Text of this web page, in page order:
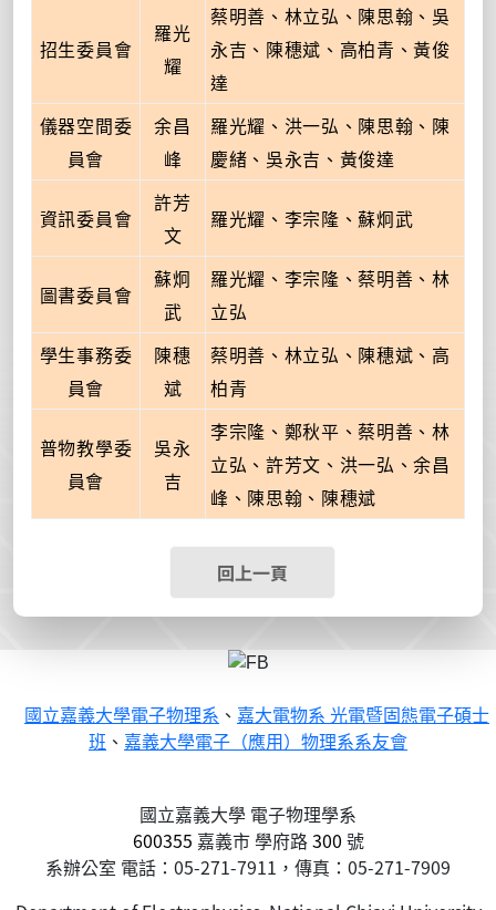
招生委員會
羅光
耀
蔡明善、林立弘、陳思翰、吳
永吉、陳穗斌、高柏青、黃俊
達
儀器空間委
員會
余昌
峰
羅光耀、洪一弘、陳思翰、陳
慶緒、吳永吉、黃俊達
資訊委員會
許芳
文
羅光耀、李宗隆、蘇炯武
圖書委員會
蘇炯
武
羅光耀、李宗隆、蔡明善、林
立弘
學生事務委
員會
陳穗
斌
蔡明善、林立弘、陳穗斌、高
柏青
普物教學委
員會
吳永
吉
李宗隆、鄭秋平、蔡明善、林
立弘、許芳文、洪一弘、余昌
峰、陳思翰、陳穗斌
回上一頁
國立嘉義大學電子物理系 、 嘉大電物系 光電暨固態電子碩士
班 、 嘉義大學電子（應用）物理系系友會
國立嘉義大學 電子物理學系
600355 嘉義市學府路300 號
系辦公室 電話：05-271-7911，傳真：05-271-7909